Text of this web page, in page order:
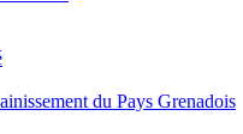
du Pays Grenadois